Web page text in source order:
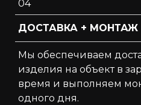
04
ДОСТАВКА + МОНТАЖ
Мы обеспечиваем
изделия на объект в
время и выполняем
одного дня.